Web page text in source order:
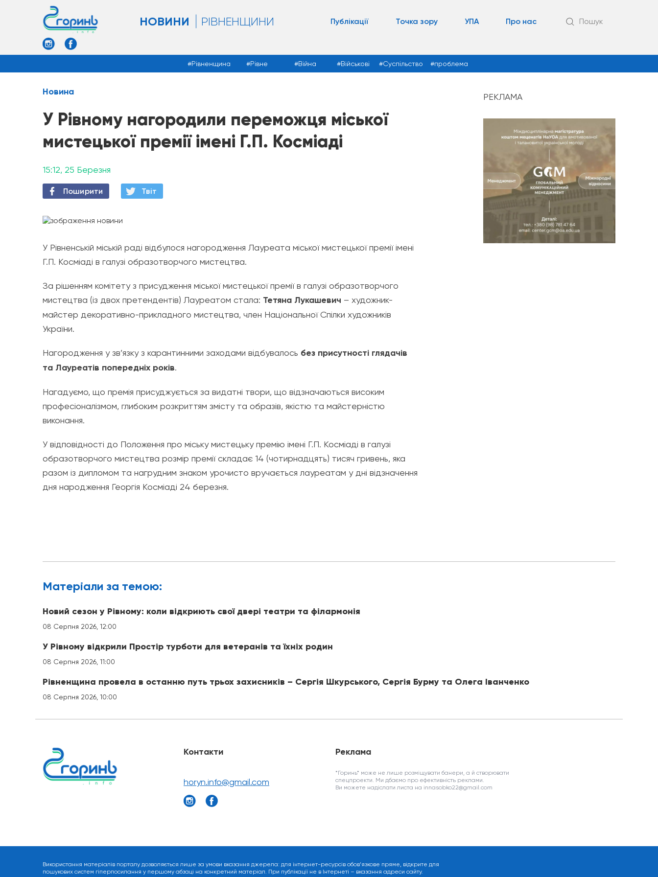
НОВИНИ РІВНЕНЩИНИ Публікації Точка зору УПА Про нас Пошук
Рівненщина Рівне Війна Військові Суспільство проблема
Новина
У Рівному нагородили переможця міської
мистецької премії імені Г.П. Косміаді
15:12, 25 Березня
Поширити Твiт
У Рівненській міській раді відбулося нагородження Лауреата міської мистецької премії імені
Г.П. Косміаді в галузі образотворчого мистецтва.
За рішенням комітету з присудження міської мистецької премії в галузі образотворчого
мистецтва (із двох претендентів) Лауреатом стала: Тетяна Лукашевич – художник-
майстер декоративно-прикладного мистецтва, член Національної Спілки художників
України.
Нагородження у зв’язку з карантинними заходами відбувалось без присутності глядачів
та Лауреатів попередніх років.
Нагадуємо, що премія присуджується за видатні твори, що відзначаються високим
професіоналізмом, глибоким розкриттям змісту та образів, якістю та майстерністю
виконання.
У відповідності до Положення про міську мистецьку премію імені Г.П. Косміаді в галузі
образотворчого мистецтва розмір премії складає 14 (чотирнадцять) тисяч гривень, яка
разом із дипломом та нагрудним знаком урочисто вручається лауреатам у дні відзначення
дня народження Георгія Косміаді 24 березня.
РЕКЛАМА
Матерiали за темою:
Новий сезон у Рівному: коли відкриють свої двері театри та філармонія
08 Серпня 2026, 12:00
У Рівному відкрили Простір турботи для ветеранів та їхніх родин
08 Серпня 2026, 11:00
Рівненщина провела в останню путь трьох захисників – Сергія Шкурського, Сергія Бурму та Олега Іванченко
08 Серпня 2026, 10:00
Контакти
horyn.info@gmail.com
Реклама
*Горинь* може не лише розміщувати банери, а й створювати
спецпроекти. Ми дбаємо про ефективність реклами.
Ви можете надіслати листа на innasobko22@gmail.com
Використання матеріалів порталу дозволяється лише за умови вказання джерела: для інтернет-ресурсів обов’язкове пряме, відкрите для
пошукових систем гіперпосилання у першому абзаці на конкретний матеріал. При публікації не в Інтернеті – вказання адреси сайту.